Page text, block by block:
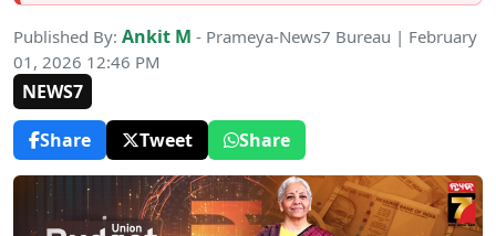
Published By: Ankit M - Prameya-News7 Bureau | February
01, 2026 12:46 PM
NEWS7
Share
Tweet Share